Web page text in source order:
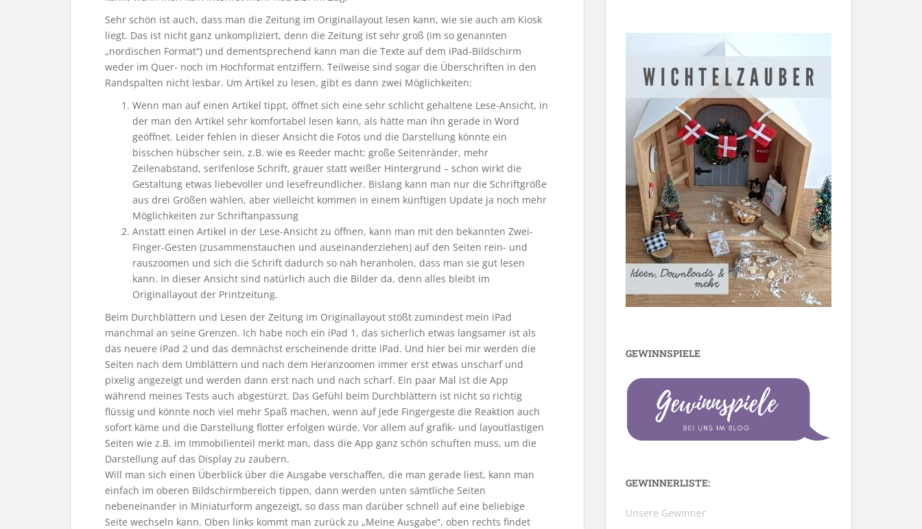
Sehr schön ist auch, dass man die Zeitung im Originallayout lesen kann, wie sie auch am Kiosk
liegt. Das ist nicht ganz unkompliziert, denn die Zeitung ist sehr groß (im so genannten
„nordischen Format“) und dementsprechend kann man die Texte auf dem iPad-Bildschirm
weder im Quer- noch im Hochformat entziffern. Teilweise sind sogar die Überschriften in den
Randspalten nicht lesbar. Um Artikel zu lesen, gibt es dann zwei Möglichkeiten:
Wenn man auf einen Artikel tippt, öffnet sich eine sehr schlicht gehaltene Lese-Ansicht, in
der man den Artikel sehr komfortabel lesen kann, als hätte man ihn gerade in Word
geöffnet. Leider fehlen in dieser Ansicht die Fotos und die Darstellung könnte ein
bisschen hübscher sein, z.B. wie es Reeder macht: große Seitenränder, mehr
Zeilenabstand, serifenlose Schrift, grauer statt weißer Hintergrund – schon wirkt die
Gestaltung etwas liebevoller und lesefreundlicher. Bislang kann man nur die Schriftgröße
aus drei Größen wählen, aber vielleicht kommen in einem künftigen Update ja noch mehr
Möglichkeiten zur Schriftanpassung
Anstatt einen Artikel in der Lese-Ansicht zu öffnen, kann man mit den bekannten Zwei-
Finger-Gesten (zusammenstauchen und auseinanderziehen) auf den Seiten rein- und
rauszoomen und sich die Schrift dadurch so nah heranholen, dass man sie gut lesen
kann. In dieser Ansicht sind natürlich auch die Bilder da, denn alles bleibt im
Originallayout der Printzeitung.
Beim Durchblättern und Lesen der Zeitung im Originallayout stößt zumindest mein iPad
manchmal an seine Grenzen. Ich habe noch ein iPad 1, das sicherlich etwas langsamer ist als
das neuere iPad 2 und das demnächst erscheinende dritte iPad. Und hier bei mir werden die
Seiten nach dem Umblättern und nach dem Heranzoomen immer erst etwas unscharf und
pixelig angezeigt und werden dann erst nach und nach scharf. Ein paar Mal ist die App
während meines Tests auch abgestürzt. Das Gefühl beim Durchblättern ist nicht so richtig
flüssig und könnte noch viel mehr Spaß machen, wenn auf jede Fingergeste die Reaktion auch
sofort käme und die Darstellung flotter erfolgen würde. Vor allem auf grafik- und layoutlastigen
Seiten wie z.B. im Immobilienteil merkt man, dass die App ganz schön schuften muss, um die
Darstellung auf das Display zu zaubern.
Will man sich einen Überblick über die Ausgabe verschaffen, die man gerade liest, kann man
einfach im oberen Bildschirmbereich tippen, dann werden unten sämtliche Seiten
nebeneinander in Miniaturform angezeigt, so dass man darüber schnell auf eine beliebige
Seite wechseln kann. Oben links kommt man zurück zu „Meine Ausgabe“, oben rechts findet
GEWINNSPIELE
GEWINNERLISTE:
Unsere Gewinner